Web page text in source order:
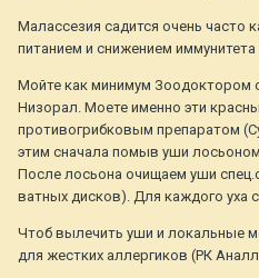
Малассезия садится очень часто
питанием и снижением иммунитета
Мойте как минимум Зоодоктором
Низорал. Моете именно эти
противогрибковым препаратом
этим сначала помыв уши
После лосьона очищаем уши
ватных дисков). Для каждого уха
Чтоб вылечить уши и локальные
для жестких аллергиков (РК